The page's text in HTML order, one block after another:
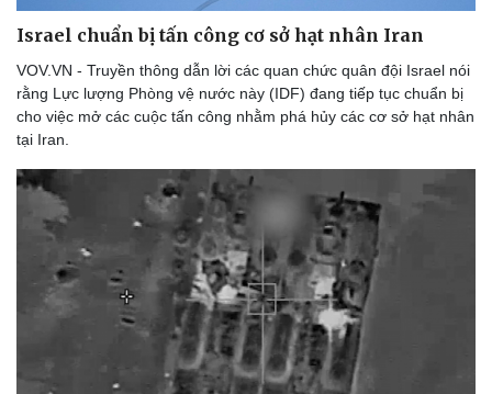
Israel chuẩn bị tấn công cơ sở hạt nhân Iran
VOV.VN - Truyền thông dẫn lời các quan chức quân đội Israel nói
rằng Lực lượng Phòng vệ nước này (IDF) đang tiếp tục chuẩn bị
cho việc mở các cuộc tấn công nhằm phá hủy các cơ sở hạt nhân
tại Iran.